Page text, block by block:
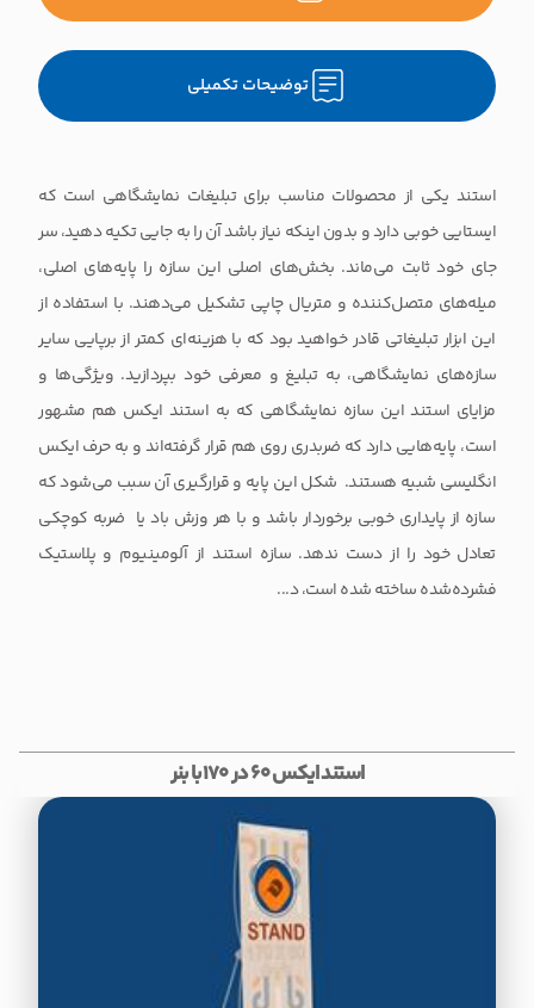
استند یکی از محصولات مناسب برای تبلیغات نمایشگاهی است که
ایستایی خوبی دارد و بدون اینکه نیاز باشد آن را به جایی تکیه دهید، سر
جای خود ثابت می‌ماند. بخش‌های اصلی این سازه را پایه‌های اصلی،
میله‌های متصل‌کننده و متریال چاپی تشکیل می‌دهند. با استفاده از
این ابزار تبلیغاتی قادر خواهید بود که با هزینه‌ای کمتر از برپایی سایر
سازه‌های نمایشگاهی، به تبلیغ و معرفی خود بپردازید. ویژگی‌ها و
مزایای استند این سازه نمایشگاهی که به استند ایکس هم مشهور
است، پایه‌هایی دارد که ضربدری روی هم قرار گرفته‌اند و به حرف ایکس
انگلیسی شبیه هستند. شکل این پایه و قرارگیری آن سبب می‌شود که
سازه از پایداری خوبی برخوردار باشد و با هر وزش باد یا ضربه کوچکی
تعادل خود را از دست ندهد. سازه استند از آلومینیوم و پلاستیک
فشرده‌شده ساخته شده است، د...
توضیحات تکمیلی
استند ایکس 60 در 170 با بنر